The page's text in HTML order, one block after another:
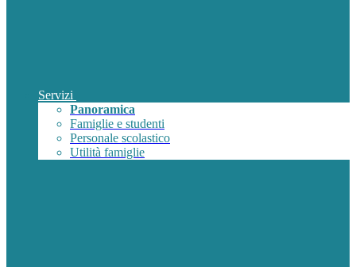
Servizi
Panoramica
Famiglie e studenti
Personale scolastico
Utilità famiglie